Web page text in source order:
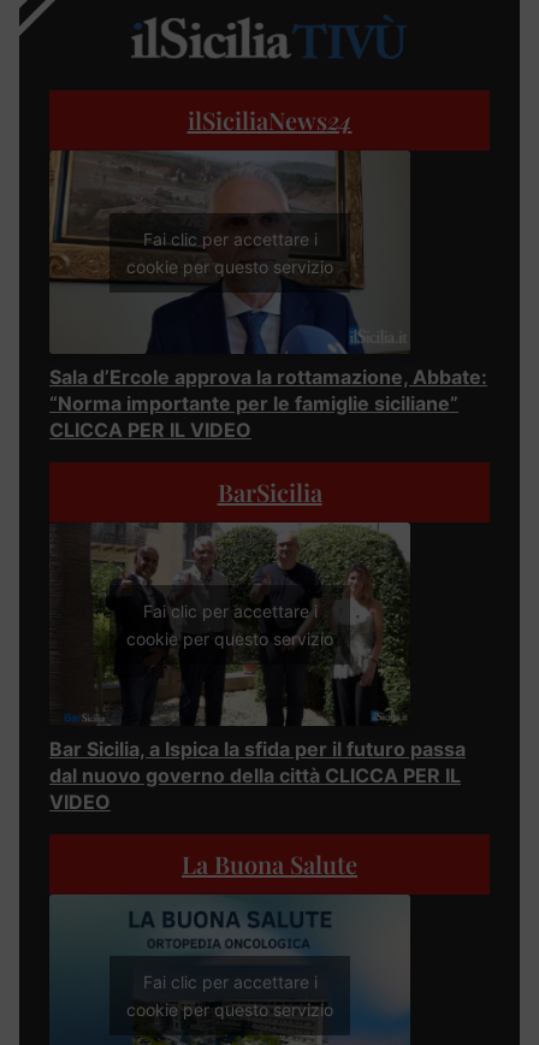
ilSiciliaNews24
Fai clic per accettare i
cookie per questo servizio
Sala d’Ercole approva la rottamazione, Abbate:
“Norma importante per le famiglie siciliane”
CLICCA PER IL VIDEO
BarSicilia
Fai clic per accettare i
cookie per questo servizio
Bar Sicilia, a Ispica la sfida per il futuro passa
dal nuovo governo della città CLICCA PER IL
VIDEO
La Buona Salute
Fai clic per accettare i
cookie per questo servizio